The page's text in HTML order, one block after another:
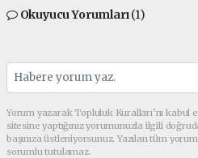
Okuyucu Yorumları(1)
Yorum yazarak Topluluk Kuralları’nı kabul
sitesine yaptığınız yorumunuzla ilgili
başınıza üstleniyorsunuz. Yazılan tüm
sorumlu tutulamaz.